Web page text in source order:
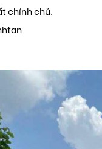
chính chủ.